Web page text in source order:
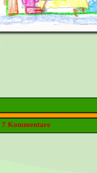
7 Kommentare